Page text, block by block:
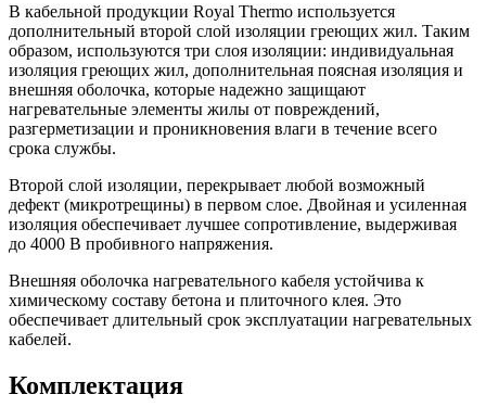
В кабельной продукции Royal Thermo используется
дополнительный второй слой изоляции греющих жил. Таким
образом, используются три слоя изоляции: индивидуальная
изоляция греющих жил, дополнительная поясная изоляция и
внешняя оболочка, которые надежно защищают
нагревательные элементы жилы от повреждений,
разгерметизации и проникновения влаги в течение всего
срока службы.
Второй слой изоляции, перекрывает любой возможный
дефект (микротрещины) в первом слое. Двойная и усиленная
изоляция обеспечивает лучшее сопротивление, выдерживая
до 4000 В пробивного напряжения.
Внешняя оболочка нагревательного кабеля устойчива к
химическому составу бетона и плиточного клея. Это
обеспечивает длительный срок эксплуатации нагревательных
кабелей.
Комплектация